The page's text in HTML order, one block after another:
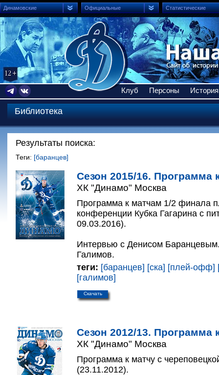
Динамовские Официальные Статистические
Клуб Персоны История
Библиотека
Результаты поиска:
Теги: [баранцев]
Сезон 2015/16. Программа
ХК "Динамо" Москва
Программа к матчам 1/2 финала
конференции Кубка Гагарина с
09.03.2016).
Интервью с Денисом
Галимов.
теги: [баранцев] [ска] [плей-офф]
[галимов]
Скачать
Сезон 2012/13. Программа
ХК "Динамо" Москва
Программа к матчу с
(23.11.2012).